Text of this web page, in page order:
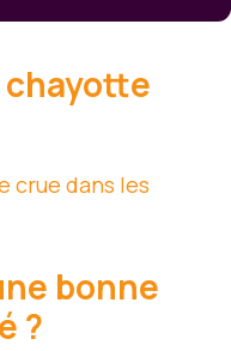
crue dans les
bonne
?